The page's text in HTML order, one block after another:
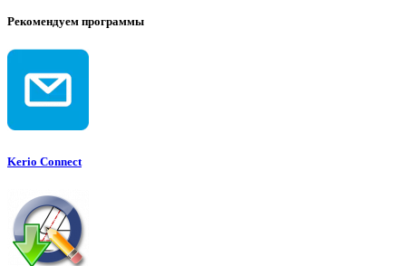
Рекомендуем программы
Kerio Connect